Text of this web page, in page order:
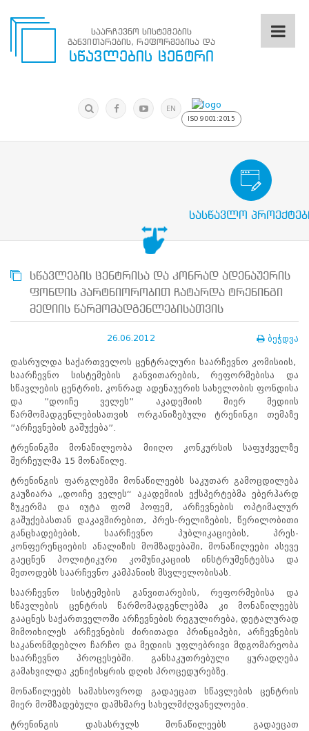
საარჩევნო
სისტემების
შესახებ
სტრუქტურული
ნორმატიული
გეგმა
სამოქმედო
გეგმა
არჩევნების
სანდოობის
რისკების
მართვის
გეგმა
გენდერული
პოლიტიკა
ანგარიშები
მემორანდუმი
მიღწევები
ხარისხის
პოლიტიკა
სიახლეები
საჯარო
ინფორმაცია
სასწავლო
პროექტები
სერტიფიცირება
საარჩევნო სისტემების
განვითარების, რეფორმებისა და
სწავლების ცენტრი
ძიება
მოძებნა EN
ISO 9001:2015
სასწავლო
საარჩევნო/სამოქალაქო
სწავლების ცენტრისა და კონრად ადენაუერის
ფონდის პარტნიორობით ჩატარდა ტრენინგი
მედიის წარმომადგენლებისათვის
26.06.2012 ბეჭდვა
დასრულდა საქართველოს ცენტრალური საარჩევნო კომისიის,
საარჩევნო სისტემების განვითარების, რეფორმებისა და
სწავლების ცენტრის, კონრად ადენაუერის სახელობის ფონდისა
და ”დოიჩე ველეს” აკადემიის მიერ მედიის
წარმომადგენლებისათვის ორგანიზებული ტრენინგი თემაზე
”არჩევნების გაშუქება”.
ტრენინგში მონაწილეობა მიიღო კონკურსის საფუძველზე
შერჩეულმა 15 მონაწილე.
ტრენინგის ფარგლებში მონაწილეებს საკუთარ გამოცდილება
გაუზიარა „დოიჩე ველეს“ აკადემიის ექსპერტებმა ებერჰარდ
ზუკერმა და იუტა ფომ ჰოფემ, არჩევნების ოპტიმალურ
გაშუქებასთან დაკავშირებით, პრეს-რელიზების, წერილობითი
განცხადებების, საარჩევნო პუბლიკაციების, პრეს-
კონფერენციების ანალიზის მომზადებაში, მონაწილეები ასევე
გაეცნენ პოლიტიკური კომუნიკაციის ინსტრუმენტებსა და
მეთოდებს საარჩევნო კამპანიის მსვლელობისას.
საარჩევნო სისტემების განვითარების, რეფორმებისა და
სწავლების ცენტრის წარმომადგენლებმა კი მონაწილეებს
გააცნეს საქართველოში არჩევნების რეგულირება, დეტალურად
მიმოიხილეს არჩევნების ძირითადი პრინციპები, არჩევნების
საკანონმდებლო ჩარჩო და მედიის უფლებრივი მდგომარეობა
საარჩევნო პროცესებში. განსაკუთრებული ყურადღება
გამახვილდა კენიჭისყრის დღის პროცედურებზე.
მონაწილეებს სამახსოვროდ გადაეცათ სწავლების ცენტრის
მიერ მომზადებული დამხმარე სახელმძღვანელოები.
ტრენინგის დასასრულს მონაწილეებს გადაეცათ